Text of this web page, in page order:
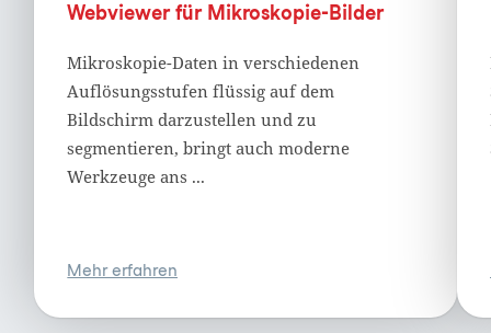
Webviewer für Mikroskopie-Bilder
Mikroskopie-Daten in verschiedenen
Auflösungsstufen flüssig auf dem
Bildschirm darzustellen und zu
segmentieren, bringt auch moderne
Werkzeuge ans ...
Mehr erfahren